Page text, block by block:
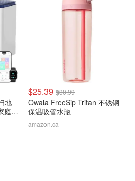
地
庭必
$25.39 $30.99
Owala FreeSip Tritan 不锈钢
保温吸管水瓶
amazon.ca